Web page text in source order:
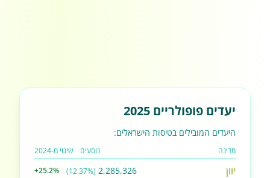
יעדים פופולריים 2025
היעדים המובילים בטיסות הישראלים:
מדינה נוסעים שינוי מ-2024
יוון 2,285,326
(12.37%)
+25.2%